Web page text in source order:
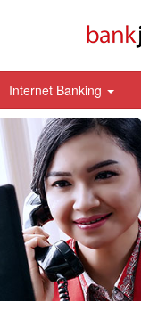
Internet Banking